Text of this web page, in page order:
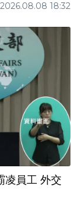
2026.08.08 18:32
凌員工 外交